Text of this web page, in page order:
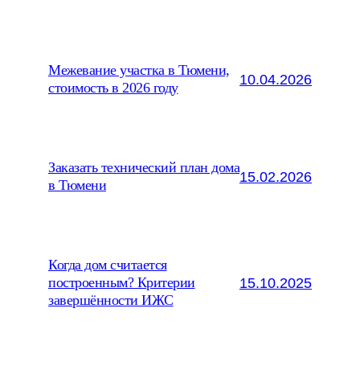
Межевание участка в Тюмени,
стоимость в 2026 году
10.04.2026
Заказать технический план дома
в Тюмени
15.02.2026
Когда дом считается
построенным? Критерии
завершённости ИЖС
15.10.2025